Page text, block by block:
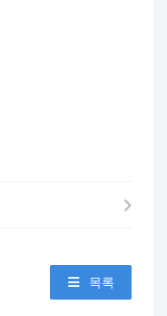
목록